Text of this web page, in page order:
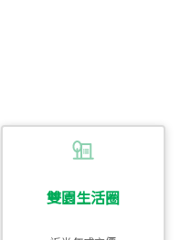
雙園生活圈